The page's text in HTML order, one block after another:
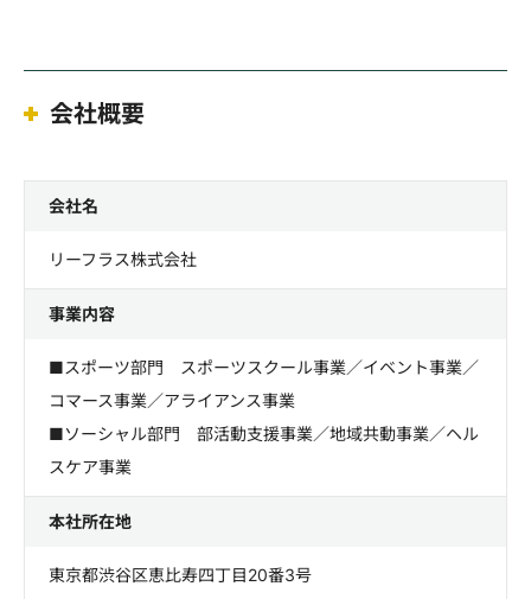
会社概要
会社名
リーフラス株式会社
事業内容
■スポーツ部門 スポーツスクール事業／イベント事業／
コマース事業／アライアンス事業
■ソーシャル部門 部活動支援事業／地域共動事業／ヘル
スケア事業
本社所在地
東京都渋谷区恵比寿四丁目20番3号